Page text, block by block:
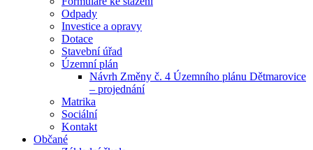
Odpady
Investice a opravy
Dotace
Stavební úřad
Územní plán
Návrh Změny č. 4 Územního plánu Dětmarovice
– projednání
Matrika
Sociální
Kontakt
Občané